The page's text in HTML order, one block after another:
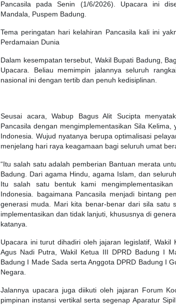
Pancasila pada Senin (1/6/2026). Upacara ini
Mandala, Puspem Badung.
Tema peringatan hari kelahiran Pancasila kali ini
Perdamaian Dunia
Dalam kesempatan tersebut, Wakil Bupati Badung,
Upacara. Beliau memimpin jalannya seluruh
nasional ini dengan tertib dan penuh kedisiplinan.
Seusai acara, Wabup Bagus Alit Sucipta
Pancasila dengan mengimplementasikan Sila
Indonesia. Wujud nyatanya berupa optimalisasi
menjelang hari raya keagamaan bagi seluruh umat
“Itu salah satu adalah pemberian Bantuan merata
Badung. Dari agama Hindu, agama Islam, dan
Itu salah satu bentuk kami
Indonesia. bagaimana Pancasila menjadi bintang
generasi muda. Mari kita benar-benar dari sila satu
implementasikan dan tidak lanjuti, khususnya di
katanya.
Upacara ini turut dihadiri oleh jajaran legislatif, Wakil
Agus Nadi Putra, Wakil Ketua III DPRD Badung I
Badung I Made Sada serta Anggota DPRD Badung I
Negara.
Jalannya upacara juga diikuti oleh jajaran Forum
pimpinan instansi vertikal serta segenap Aparatur